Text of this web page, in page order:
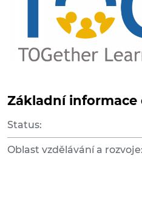
Základní informace
Status:
Oblast vzdělávání a rozvoje: